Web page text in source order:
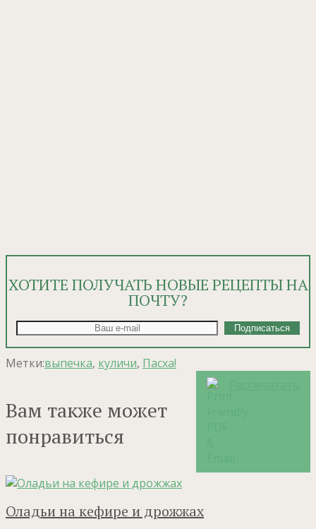
ХОТИТЕ ПОЛУЧАТЬ НОВЫЕ РЕЦЕПТЫ НА
ПОЧТУ?
Метки:выпечка, куличи, Пасха!
Вам также может
понравиться
Оладьи на кефире и дрожжах